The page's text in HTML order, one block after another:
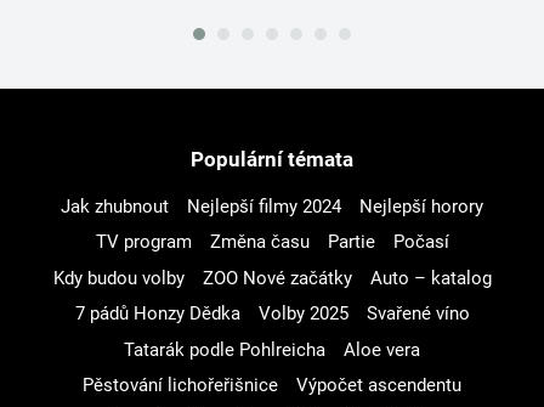
Populární témata
Jak zhubnout Nejlepší filmy 2024
Nejlepší horory
TV program
Změna času Partie
Počasí
Kdy budou volby
ZOO Nové začátky
Auto – katalog
7 pádů Honzy Dědka
Volby 2025
Svařené víno
Tatarák podle Pohlreicha
Aloe vera
Pěstování lichořeřišnice
Výpočet ascendentu